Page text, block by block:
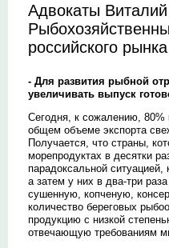
Адвокаты
российского рынка
- Для развития рыбной
увеличивать выпуск
Сегодня, к сожалению, 80%
общем объеме экспорта
Получается, что страны,
морепродуктах в десятки
парадоксальной
а затем у них в два-три
сушенную, копченую,
количество береговых
продукцию с низкой
отвечающую требованиям